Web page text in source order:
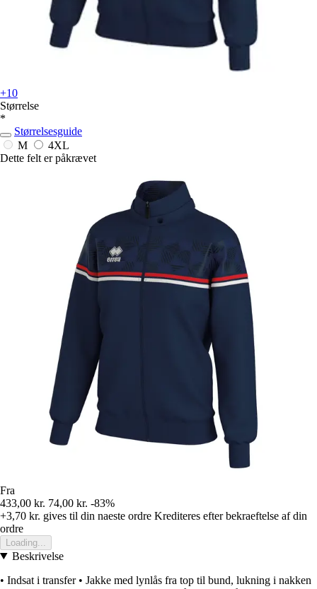
+10
Størrelse
*
Størrelsesguide
M
4XL
Dette felt er påkrævet
Fra
433,00 kr. 74,00 kr. -83%
+3,70 kr. gives til din naeste ordre Krediteres efter bekraeftelse af din
ordre
Loading...
Beskrivelse
• Indsat i transfer • Jakke med lynlås fra top til bund, lukning i nakken